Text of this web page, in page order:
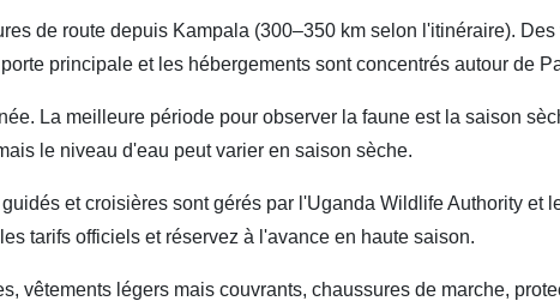
de route depuis Kampala (300–350 km selon l'itinéraire).
principale et les hébergements sont concentrés autour de
La meilleure période pour observer la faune est la saison
le niveau d'eau peut varier en saison sèche.
et croisières sont gérés par l'Uganda Wildlife Authority et
tarifs officiels et réservez à l'avance en haute saison.
vêtements légers mais couvrants, chaussures de marche,